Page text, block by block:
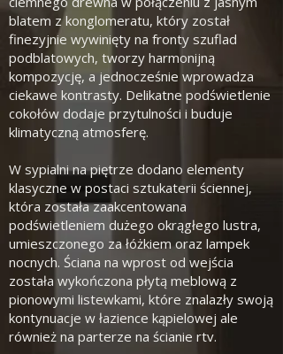
blatem z konglomeratu, który został
finezyjnie wywinięty na fronty szuflad
podblatowych, tworzy harmonijną
kompozycję, a jednocześnie wprowadza
ciekawe kontrasty. Delikatne podświetlenie
cokołów dodaje przytulności i buduje
klimatyczną atmosferę. ​
W sypialni na piętrze dodano elementy
klasyczne w postaci sztukaterii ściennej,
która została zaakcentowana
podświetleniem dużego okrągłego lustra,
umieszczonego za łóżkiem oraz lampek
nocnych. Ściana na wprost od wejścia
została wykończona płytą meblową z
pionowymi listewkami, które znalazły swoją
kontynuacje w łazience kąpielowej ale
również na parterze na ścianie rtv.